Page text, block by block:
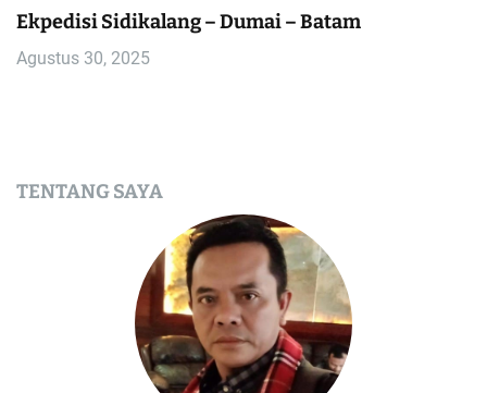
Ekpedisi Sidikalang – Dumai – Batam
Agustus 30, 2025
TENTANG SAYA